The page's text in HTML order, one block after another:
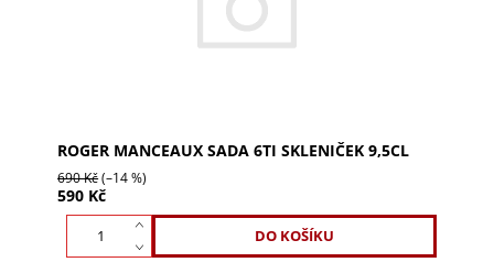
ROGER MANCEAUX SADA 6TI SKLENIČEK 9,5CL
690 Kč(–14 %)
590 Kč